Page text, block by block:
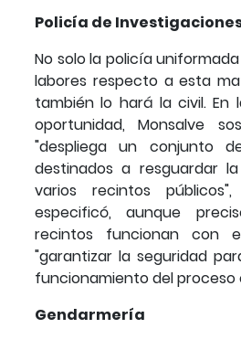
Policía de
No solo la policía
labores respecto a esta
también lo hará la civil. En
oportunidad, Monsalve
"despliega un conjunto
destinados a resguardar
varios recintos
especificó, aunque
recintos funcionan con
"garantizar la seguridad
funcionamiento del proceso
Gendarmería